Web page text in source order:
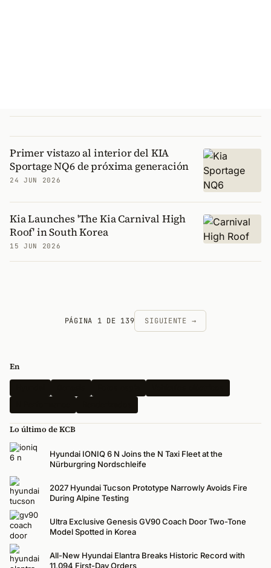
Primer vistazo al interior del KIA
Sportage NQ6 de próxima generación
24 JUN 2026
Kia Launches 'The Kia Carnival High
Roof' in South Korea
15 JUN 2026
PÁGINA 1 DE 139 SIGUIENTE →
En
Lo último de KCB
Hyundai IONIQ 6 N Joins the N Taxi Fleet at the
Nürburgring Nordschleife
2027 Hyundai Tucson Prototype Narrowly Avoids Fire
During Alpine Testing
Ultra Exclusive Genesis GV90 Coach Door Two-Tone
Model Spotted in Korea
All-New Hyundai Elantra Breaks Historic Record with
11,094 First-Day Orders